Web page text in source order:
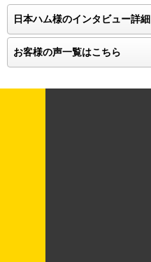
日本ハム様のインタビュー詳細
お客様の声一覧はこちら